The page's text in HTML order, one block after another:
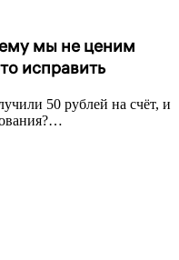
мы не ценим
исправить
50 рублей на счёт, и